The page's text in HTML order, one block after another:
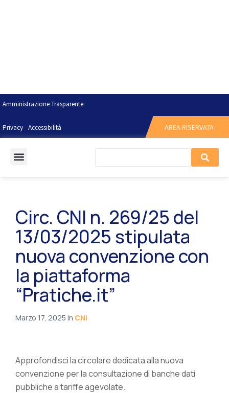
Amministrazione Trasparente
Privacy Accessibilità AREA RISERVATA
Circ. CNI n. 269/25 del
13/03/2025 stipulata
nuova convenzione con
la piattaforma
“Pratiche.it”
Marzo 17, 2025 in CNI
Approfondisci la circolare dedicata alla nuova
convenzione per la consultazione di banche dati
pubbliche a tariffe agevolate.